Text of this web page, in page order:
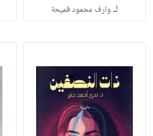
لـ وارف محمود قميحة